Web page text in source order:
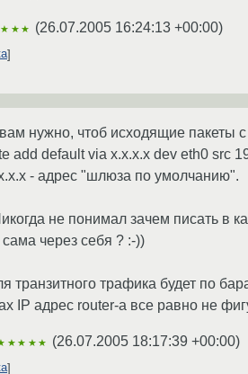
(26.07.2005 16:24:13 +00:00)
нужно, чтоб исходящие пакеты
add default via x.x.x.x dev eth0 src
- адрес "шлюза по умолчанию".
не понимал зачем писать в
сама через себя ? :-))
транзитного трафика будет по
IP адрес router-а все равно не
(26.07.2005 18:17:39 +00:00)